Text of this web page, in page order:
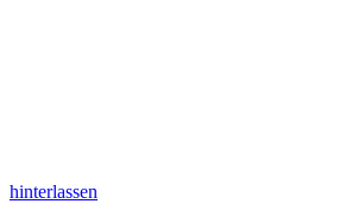
hinterlassen